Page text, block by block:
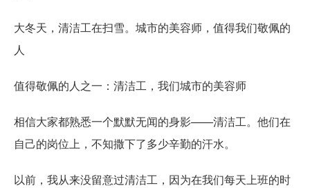
大冬天，清洁工在扫雪。城市的美容师，值得我们敬佩的
人
值得敬佩的人之一：清洁工，我们城市的美容师
相信大家都熟悉一个默默无闻的身影——清洁工。他们在
自己的岗位上，不知撒下了多少辛勤的汗水。
以前，我从来没留意过清洁工，因为在我们每天上班的时